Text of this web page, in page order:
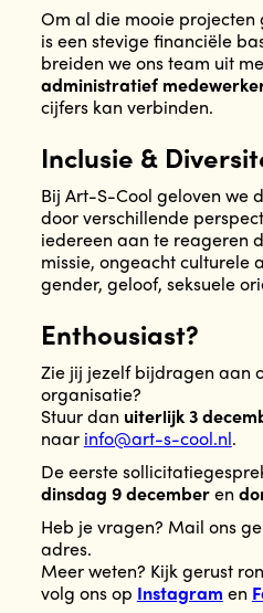
Om al die mooie
is een stevige financiële
breiden we ons team uit
administratief
cijfers kan verbinden.
Inclusie &
Bij Art-S-Cool geloven we
door verschillende
iedereen aan te reageren
missie, ongeacht culturele
gender, geloof, seksuele
Enthousiast?
Zie jij jezelf bijdragen aan
organisatie?
Stuur dan uiterlijk 3
naar info@art-s-cool.nl.
De eerste
dinsdag 9 decemberen
Heb je vragen? Mail ons
adres.
Meer weten? Kijk gerust
volg ons op Instagram en